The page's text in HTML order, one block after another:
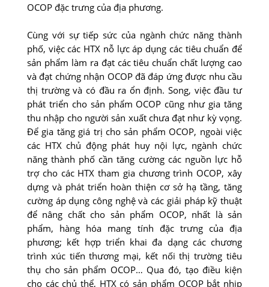
OCOP đặc trưng của địa phương.
Cùng với sự tiếp sức của ngành chức năng thành
phố, việc các HTX nỗ lực áp dụng các tiêu chuẩn để
sản phẩm làm ra đạt các tiêu chuẩn chất lượng cao
và đạt chứng nhận OCOP đã đáp ứng được nhu cầu
thị trường và có đầu ra ổn định. Song, việc đầu tư
phát triển cho sản phẩm OCOP cũng như gia tăng
thu nhập cho người sản xuất chưa đạt như kỳ vọng.
Ðể gia tăng giá trị cho sản phẩm OCOP, ngoài việc
các HTX chủ động phát huy nội lực, ngành chức
năng thành phố cần tăng cường các nguồn lực hỗ
trợ cho các HTX tham gia chương trình OCOP, xây
dựng và phát triển hoàn thiện cơ sở hạ tầng, tăng
cường áp dụng công nghệ và các giải pháp kỹ thuật
để nâng chất cho sản phẩm OCOP, nhất là sản
phẩm, hàng hóa mang tính đặc trưng của địa
phương; kết hợp triển khai đa dạng các chương
trình xúc tiến thương mại, kết nối thị trường tiêu
thụ cho sản phẩm OCOP… Qua đó, tạo điều kiện
cho các chủ thể, HTX có sản phẩm OCOP bắt nhịp